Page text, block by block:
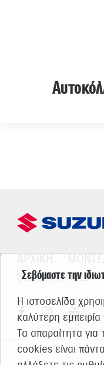
SUZUKI WORLD
Σεβόμαστε την
Η ιστοσελίδα
καλύτερη
Τα απαραίτητα για
cookies είναι